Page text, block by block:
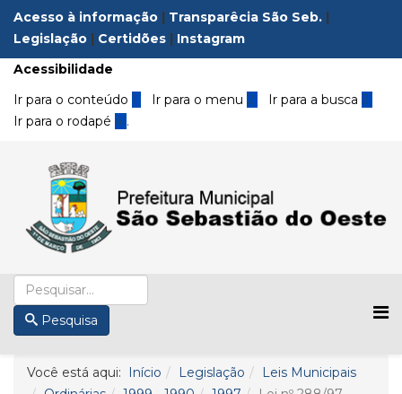
Acesso à informação | Transparêcia São Seb. |
Legislação | Certidões | Instagram
Acessibilidade
Ir para o conteúdo 1 Ir para o menu 2 Ir para a busca3
Ir para o rodapé 4 .
Pesquisa
Você está aqui: Início Legislação
Leis Municipais